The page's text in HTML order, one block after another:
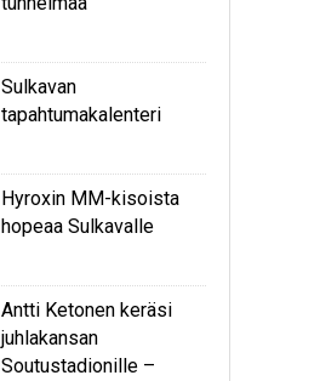
Sulkavan
tapahtumakalenteri
Hyroxin MM-kisoista
hopeaa Sulkavalle
Antti Ketonen keräsi
juhlakansan
Soutustadionille –